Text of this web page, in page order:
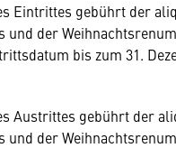
Eintrittes gebührt der
und der
bis zum 31.
Austrittes gebührt der
und der